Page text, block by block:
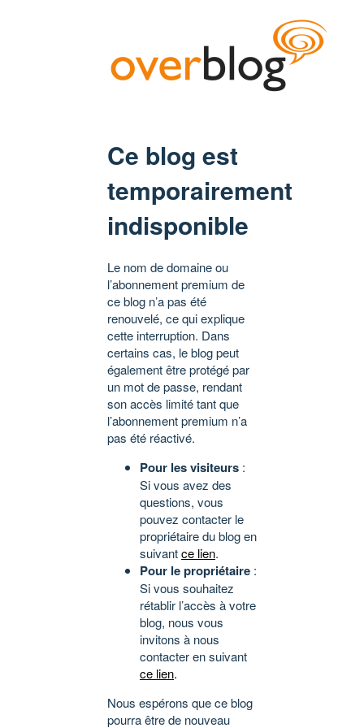
Ce blog est
temporairement
indisponible
Le nom de domaine ou
l’abonnement premium de
ce blog n’a pas été
renouvelé, ce qui explique
cette interruption. Dans
certains cas, le blog peut
également être protégé par
un mot de passe, rendant
son accès limité tant que
l’abonnement premium n’a
pas été réactivé.
Pour les visiteurs :
Si vous avez des
questions, vous
pouvez contacter le
propriétaire du blog en
suivantce lien.
Pour le propriétaire :
Si vous souhaitez
rétablir l’accès à votre
blog, nous vous
invitons à nous
contacter en suivant
ce lien.
Nous espérons que ce blog
pourra être de nouveau